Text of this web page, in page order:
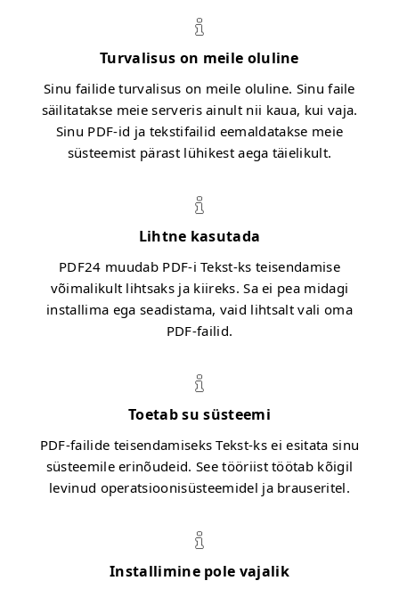
Turvalisus on meile oluline
Sinu failide turvalisus on meile oluline. Sinu faile
säilitatakse meie serveris ainult nii kaua, kui vaja.
Sinu PDF-id ja tekstifailid eemaldatakse meie
süsteemist pärast lühikest aega täielikult.
Lihtne kasutada
PDF24 muudab PDF-i Tekst-ks teisendamise
võimalikult lihtsaks ja kiireks. Sa ei pea midagi
installima ega seadistama, vaid lihtsalt vali oma
PDF-failid.
Toetab su süsteemi
PDF-failide teisendamiseks Tekst-ks ei esitata sinu
süsteemile erinõudeid. See tööriist töötab kõigil
levinud operatsioonisüsteemidel ja brauseritel.
Installimine pole vajalik